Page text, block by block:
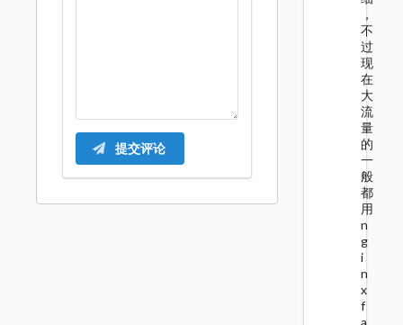
提交评论
，
不
过
现
在
大
流
量
的
一
般
都
用
n
g
i
n
x
f
a